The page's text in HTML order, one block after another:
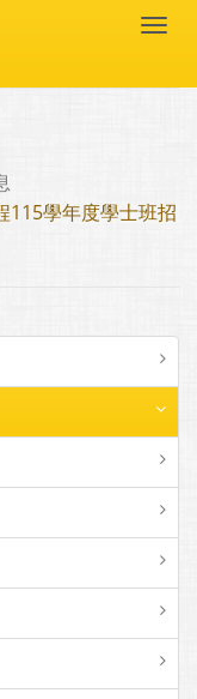
115學年度學士班招